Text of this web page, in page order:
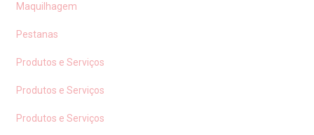
Maquilhagem
Pestanas
Produtos e Serviços
Produtos e Serviços
Produtos e Serviços